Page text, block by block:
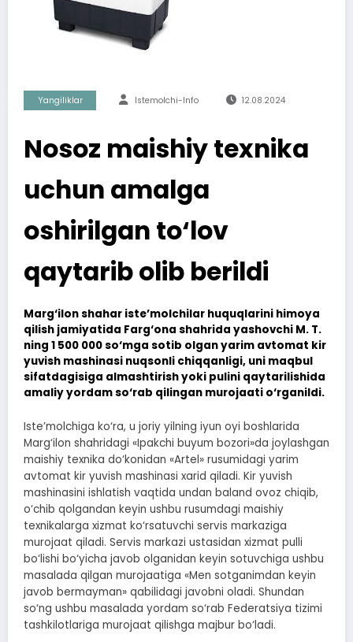
Yangiliklar Istemolchi-Info 12.08.2024
Nosoz maishiy texnika
uchun amalga
oshirilgan to‘lov
qaytarib olib berildi
Marg‘ilon shahar iste’molchilar huquqlarini himoya
qilish jamiyatida Farg‘ona shahrida yashovchi M. T.
ning 1 500 000 so‘mga sotib olgan yarim avtomat kir
yuvish mashinasi nuqsonli chiqqanligi, uni maqbul
sifatdagisiga almashtirish yoki pulini qaytarilishida
amaliy yordam so‘rab qilingan murojaati o‘rganildi.
Iste’molchiga ko‘ra, u joriy yilning iyun oyi boshlarida
Marg‘ilon shahridagi «Ipakchi buyum bozori»da joylashgan
maishiy texnika do‘konidan «Artel» rusumidagi yarim
avtomat kir yuvish mashinasi xarid qiladi. Kir yuvish
mashinasini ishlatish vaqtida undan baland ovoz chiqib,
o‘chib qolgandan keyin ushbu rusumdagi maishiy
texnikalarga xizmat ko‘rsatuvchi servis markaziga
murojaat qiladi. Servis markazi ustasidan xizmat pulli
bo‘lishi bo‘yicha javob olganidan keyin sotuvchiga ushbu
masalada qilgan murojaatiga «Men sotganimdan keyin
javob bermayman» qabilidagi javobni oladi. Shundan
so‘ng ushbu masalada yordam so‘rab Federatsiya tizimi
tashkilotlariga murojaat qilishga majbur bo‘ladi.